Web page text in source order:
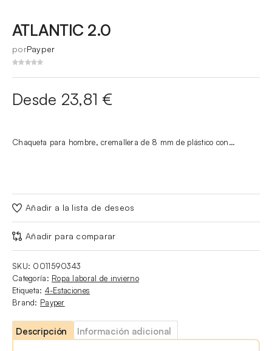
ATLANTIC 2.0
porPayper
Desde 23,81 €
Chaqueta para hombre, cremallera de 8 mm de plástico con…
Añadir a la lista de deseos
Añadir para comparar
SKU: 0011590343
Categoría: Ropa laboral de invierno
Etiqueta: 4-Estaciones
Brand: Payper
Descripción Información adicional